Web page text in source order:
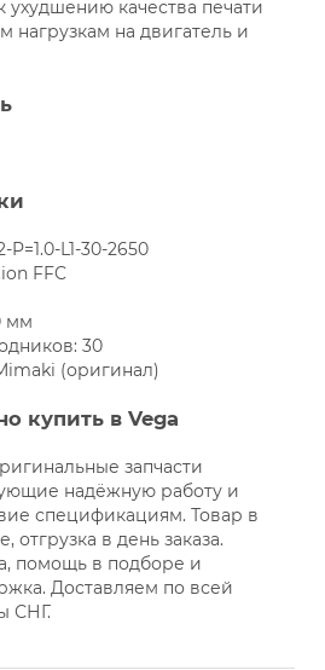
ухудшению качества печати
нагрузкам на двигатель и
L1-30-2650
FFC
мм
30
(оригинал)
купить в Vega
запчасти
надёжную работу и
спецификациям. Товар в
отгрузка в день заказа.
помощь в подборе и
Доставляем по всей
СНГ.